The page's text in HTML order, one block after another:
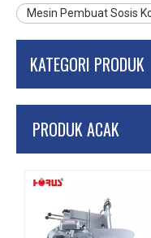
Mesin Pembuat Sosis
KATEGORI PRODUK
PRODUK ACAK